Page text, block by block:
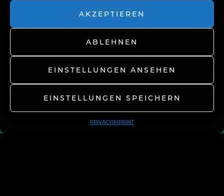
AKZEPTIEREN
ABLEHNEN
EINSTELLUNGEN ANSEHEN
EINSTELLUNGEN SPEICHERN
PRIVACYIMPRINT